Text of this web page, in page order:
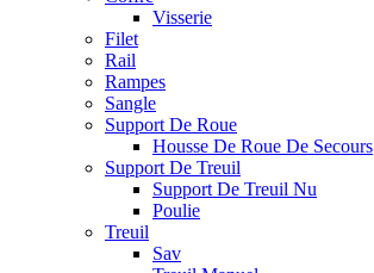
Visserie
Filet
Rail
Rampes
Sangle
Support De Roue
Housse De Roue De Secours
Support De Treuil
Support De Treuil Nu
Poulie
Treuil
Sav